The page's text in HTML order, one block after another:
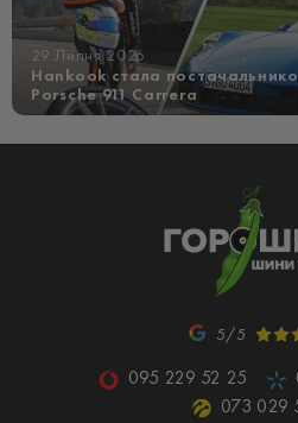
29 Липня 2026
Hankook стала
Porsche 911 Carrera
5/5
095 229 52 25
073 029